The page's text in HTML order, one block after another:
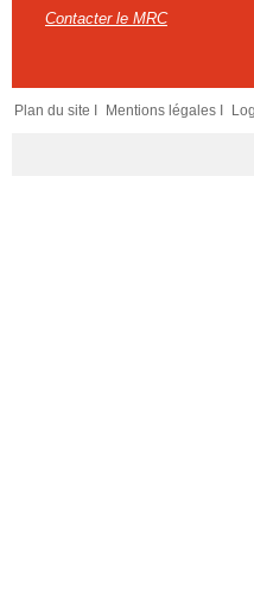
Contacter le MRC
Plan du site I Mentions légales I